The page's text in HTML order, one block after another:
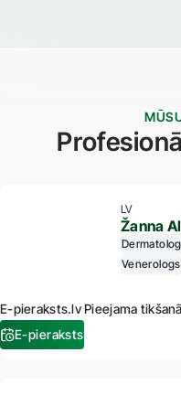
LV
Žanna
Venerologs
E-pieraksts.lv Pieejama
E-pieraksts